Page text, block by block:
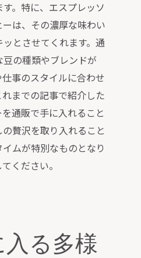
。特に、エスプレッソ
は、その濃厚な味わい
とさせてくれます。通
の種類やブレンドが
事のスタイルに合わせ
までの記事で紹介した
通販で手に入れること
贅沢を取り入れること
ムが特別なものとなり
ください。
る多様